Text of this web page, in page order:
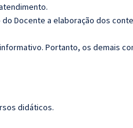
Docente a elaboração dos
Portanto, os demais
didáticos.